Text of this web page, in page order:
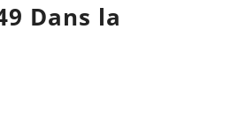
Dans la